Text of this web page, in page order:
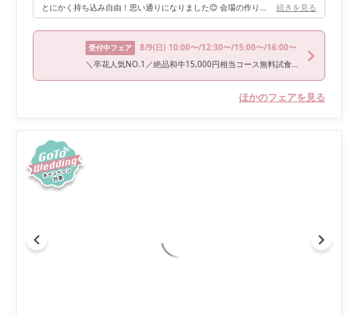
とにかく持ち込み自由！思い通りになりました😊 会場の作りが木のぬくもりであたたかく、アットホームなパーティーにはとてもいい会場でした。 続きを見る
受付中フェア 8/9(日) 10:00〜/12:30〜/15:00〜/16:00〜
＼卒花人気NO.1／絶品和牛15,000円相当コース無料試食付きフェア
ほかのフェアを見る